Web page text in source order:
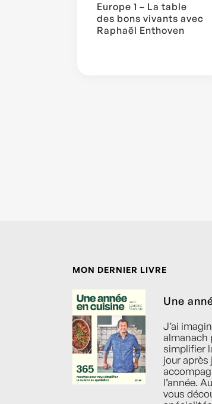
Europe 1 – La table
des bons vivants avec
Raphaël Enthoven
MON DERNIER LIVRE
Une
J’ai
almanach
simplifier
jour après
l’année.
vous